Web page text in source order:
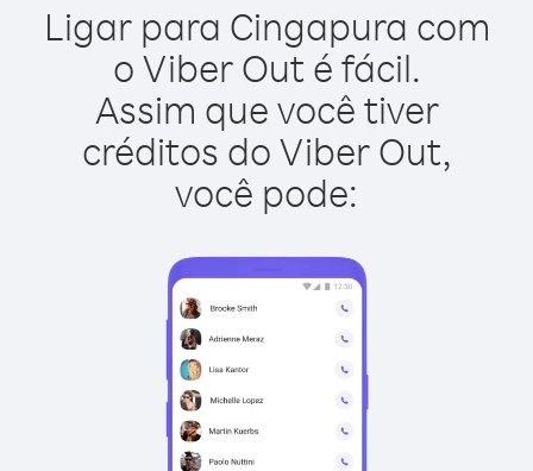
Ligar para Cingapura com
o Viber Out é fácil.
Assim que você tiver
créditos do Viber Out,
você pode: